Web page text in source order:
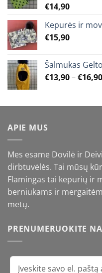
€14,90
Kepurės ir
€15,90
Šalmukas
€13,90–€16,90
APIE MUS
Mes esame Dovilė ir
dirbtuvėlės. Tai mūsų
Flamingas tai kepurių ir
berniukams ir
metų.
PRENUMERUOKITE